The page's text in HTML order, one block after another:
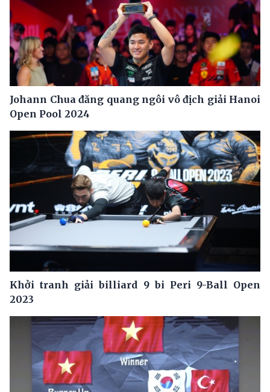
Johann Chua đăng quang ngôi vô địch giải Hanoi
Open Pool 2024
Khởi tranh giải billiard 9 bi Peri 9-Ball Open
2023